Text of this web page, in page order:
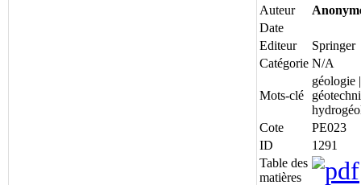
Auteur
Date
Editeur
Springer
Catégorie N/A
Mots-clé
géologie |
Cote
PE023
ID
1291
Table des
matières